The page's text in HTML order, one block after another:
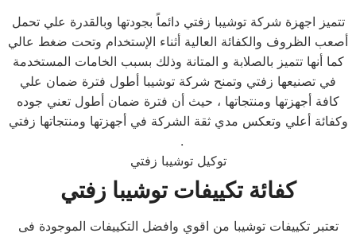
تتميز اجهزة شركة توشيبا زفتي دائماً بجودتها وبالقدرة علي تحمل
أصعب الظروف والكفائة العالية أثناء الإستخدام وتحت ضغط عالي
كما أنها تتميز بالصلابة و المتانة وذلك بسبب الخامات المستخدمة
في تصنيعها زفتي وتمنح شركة توشيبا أطول فترة ضمان علي
كافة أجهزتها ومنتجاتها ، حيث أن فترة ضمان أطول تعني جوده
وكفائة أعلي وتعكس مدي ثقة الشركة في أجهزتها ومنتجاتها زفتي
.
توكيل توشيبا زفتي
كفائة تكييفات توشيبا زفتي
تعتبر تكييفات توشيبا من اقوي وافضل التكييفات الموجودة فى